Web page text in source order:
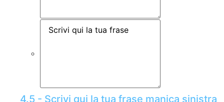
4.5 - Scrivi qui la tua frase manica sinistra